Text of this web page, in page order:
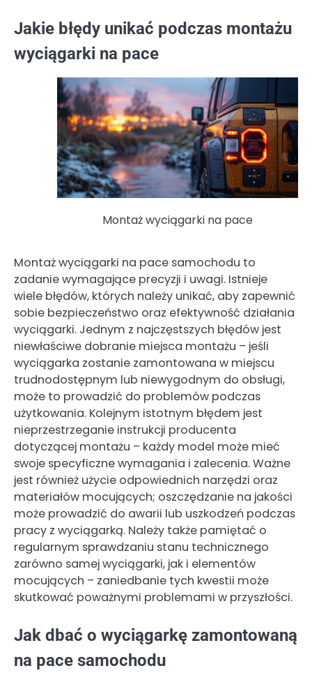
Jakie błędy unikać podczas montażu
wyciągarki na pace
Montaż wyciągarki na pace
Montaż wyciągarki na pace samochodu to
zadanie wymagające precyzji i uwagi. Istnieje
wiele błędów, których należy unikać, aby zapewnić
sobie bezpieczeństwo oraz efektywność działania
wyciągarki. Jednym z najczęstszych błędów jest
niewłaściwe dobranie miejsca montażu – jeśli
wyciągarka zostanie zamontowana w miejscu
trudnodostępnym lub niewygodnym do obsługi,
może to prowadzić do problemów podczas
użytkowania. Kolejnym istotnym błędem jest
nieprzestrzeganie instrukcji producenta
dotyczącej montażu – każdy model może mieć
swoje specyficzne wymagania i zalecenia. Ważne
jest również użycie odpowiednich narzędzi oraz
materiałów mocujących; oszczędzanie na jakości
może prowadzić do awarii lub uszkodzeń podczas
pracy z wyciągarką. Należy także pamiętać o
regularnym sprawdzaniu stanu technicznego
zarówno samej wyciągarki, jak i elementów
mocujących – zaniedbanie tych kwestii może
skutkować poważnymi problemami w przyszłości.
Jak dbać o wyciągarkę zamontowaną
na pace samochodu